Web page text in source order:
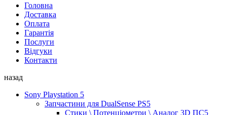
Головна
Доставка
Оплата
Гарантія
Послуги
Відгуки
Контакти
назад
Sony Playstation 5
Запчастини для DualSense PS5
Стики \ Потенціометри \ Аналог 3D ПС5